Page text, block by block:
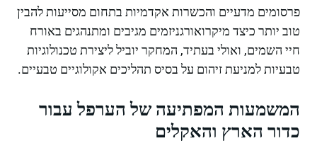
פרסומים מדעיים והכשרות אקדמיות בתחום מסייעות להבין
טוב יותר כיצד מיקרואורגניזמים מגיבים ומתנהגים באורח
חיי השמים, ואולי בעתיד, המחקר יוביל ליצירת טכנולוגיות
טבעיות למניעת זיהום על בסיס תהליכים אקולוגיים טבעיים.
המשמעות המפתיעה של הערפל עבור
כדור הארץ והאקלים